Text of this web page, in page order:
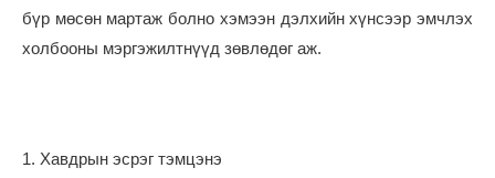
бүр мөсөн мартаж болно хэмээн дэлхийн хүнсээр эмчлэх
холбооны мэргэжилтнүүд зөвлөдөг аж.
1. Хавдрын эсрэг тэмцэнэ